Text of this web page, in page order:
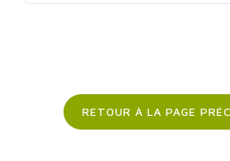
RETOUR À LA PAGE